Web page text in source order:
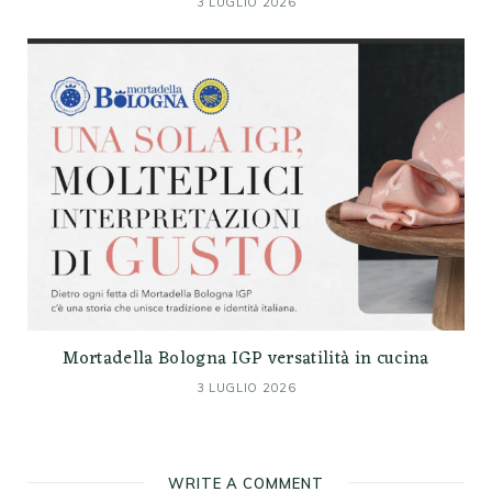
Mortadella Bologna IGP versatilità in cucina
3 LUGLIO 2026
WRITE A COMMENT